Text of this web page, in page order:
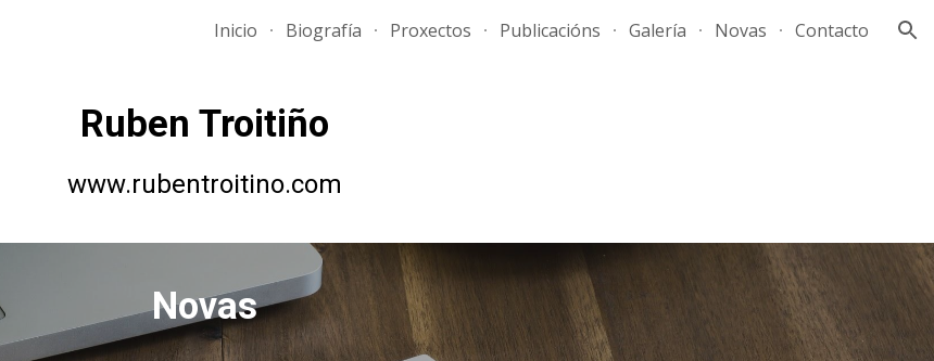
Skip to navigation
Inicio Biografía Proxectos Publicacións Galería Novas Contacto
Ruben Troitiño
www.rubentroitino.com
Novas